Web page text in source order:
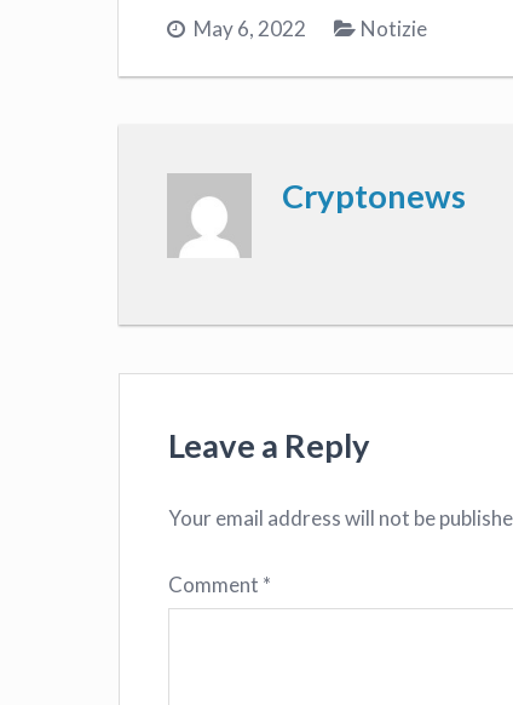
May 6, 2022 Notizie
Cryptonews
Leave a Reply
Your email address will not be
Comment *